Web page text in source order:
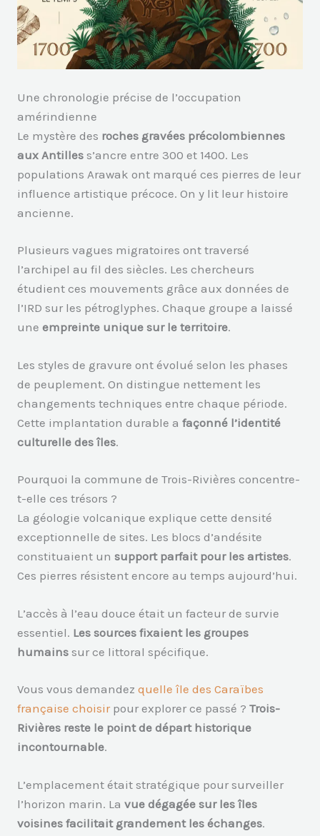
Une chronologie précise de l’occupation
amérindienne
Le mystère des roches gravées précolombiennes
aux Antilles s’ancre entre 300 et 1400. Les
populations Arawak ont marqué ces pierres de leur
influence artistique précoce. On y lit leur histoire
ancienne.
Plusieurs vagues migratoires ont traversé
l’archipel au fil des siècles. Les chercheurs
étudient ces mouvements grâce aux données de
l’IRD sur les pétroglyphes. Chaque groupe a laissé
uneempreinte unique sur le territoire.
Les styles de gravure ont évolué selon les phases
de peuplement. On distingue nettement les
changements techniques entre chaque période.
Cette implantation durable afaçonné l’identité
culturelle des îles.
Pourquoi la commune de Trois-Rivières concentre-
t-elle ces trésors ?
La géologie volcanique explique cette densité
exceptionnelle de sites. Les blocs d’andésite
constituaient un support parfait pour les artistes.
Ces pierres résistent encore au temps aujourd’hui.
L’accès à l’eau douce était un facteur de survie
essentiel. Les sources fixaient les groupes
humains sur ce littoral spécifique.
Vous vous demandezquelle île des Caraïbes
française choisirpour explorer ce passé ?Trois-
Rivières reste le point de départ historique
incontournable.
L’emplacement était stratégique pour surveiller
l’horizon marin. Lavue dégagée sur les îles
voisines facilitait grandement les échanges.